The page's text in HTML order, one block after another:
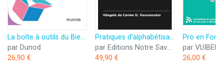
La boîte à outils du Bien-être au travail - 2e éd.: 62 outils et méthodes
par Dunod
26,90 €
Pratiques d'alphabétisation des enseignants dans le cadre de la coordination pédagogique: Réflexions sur la formation continue en milieu scolaire
par Editions Notre Savoir
49,90 €
par VUIBERT
26,00 €